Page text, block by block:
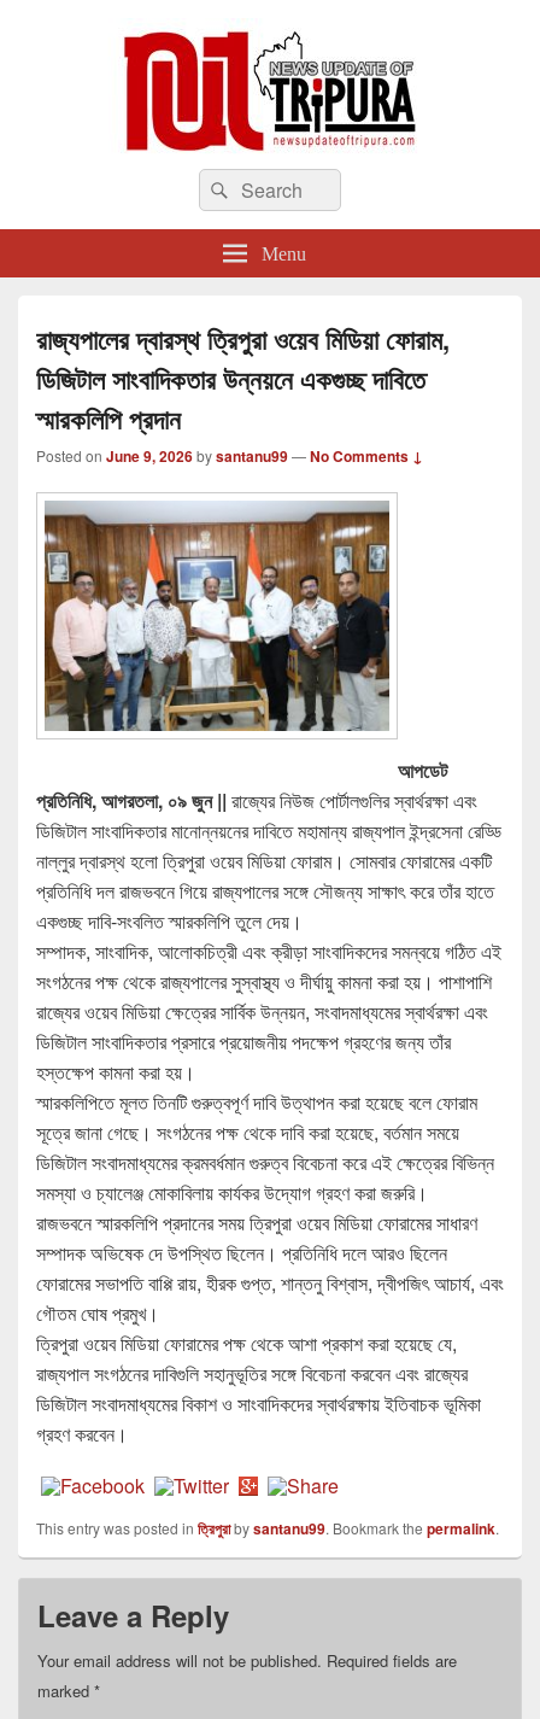
newsupdateoftripura.com
The one & only exceptional Bengali Version online news & infotainment portal
in Tripura.
Search
for:
Search
Menu
রাজ্যপালের দ্বারস্থ ত্রিপুরা ওয়েব মিডিয়া ফোরাম,
ডিজিটাল সাংবাদিকতার উন্নয়নে একগুচ্ছ দাবিতে
স্মারকলিপি প্রদান
Posted on June 9, 2026bysantanu99—No Comments ↓
আপডেট
প্রতিনিধি, আগরতলা, ০৯ জুন || রাজ্যের নিউজ পোর্টালগুলির স্বার্থরক্ষা এবং
ডিজিটাল সাংবাদিকতার মানোন্নয়নের দাবিতে মহামান্য রাজ্যপাল ইন্দ্রসেনা রেড্ডি
নাল্লুর দ্বারস্থ হলো ত্রিপুরা ওয়েব মিডিয়া ফোরাম। সোমবার ফোরামের একটি
প্রতিনিধি দল রাজভবনে গিয়ে রাজ্যপালের সঙ্গে সৌজন্য সাক্ষাৎ করে তাঁর হাতে
একগুচ্ছ দাবি-সংবলিত স্মারকলিপি তুলে দেয়।
সম্পাদক, সাংবাদিক, আলোকচিত্রী এবং ক্রীড়া সাংবাদিকদের সমন্বয়ে গঠিত এই
সংগঠনের পক্ষ থেকে রাজ্যপালের সুস্বাস্থ্য ও দীর্ঘায়ু কামনা করা হয়। পাশাপাশি
রাজ্যের ওয়েব মিডিয়া ক্ষেত্রের সার্বিক উন্নয়ন, সংবাদমাধ্যমের স্বার্থরক্ষা এবং
ডিজিটাল সাংবাদিকতার প্রসারে প্রয়োজনীয় পদক্ষেপ গ্রহণের জন্য তাঁর
হস্তক্ষেপ কামনা করা হয়।
স্মারকলিপিতে মূলত তিনটি গুরুত্বপূর্ণ দাবি উত্থাপন করা হয়েছে বলে ফোরাম
সূত্রে জানা গেছে। সংগঠনের পক্ষ থেকে দাবি করা হয়েছে, বর্তমান সময়ে
ডিজিটাল সংবাদমাধ্যমের ক্রমবর্ধমান গুরুত্ব বিবেচনা করে এই ক্ষেত্রের বিভিন্ন
সমস্যা ও চ্যালেঞ্জ মোকাবিলায় কার্যকর উদ্যোগ গ্রহণ করা জরুরি।
রাজভবনে স্মারকলিপি প্রদানের সময় ত্রিপুরা ওয়েব মিডিয়া ফোরামের সাধারণ
সম্পাদক অভিষেক দে উপস্থিত ছিলেন। প্রতিনিধি দলে আরও ছিলেন
ফোরামের সভাপতি বাপ্পি রায়, হীরক গুপ্ত, শান্তনু বিশ্বাস, দ্বীপজিৎ আচার্য, এবং
গৌতম ঘোষ প্রমুখ।
ত্রিপুরা ওয়েব মিডিয়া ফোরামের পক্ষ থেকে আশা প্রকাশ করা হয়েছে যে,
রাজ্যপাল সংগঠনের দাবিগুলি সহানুভূতির সঙ্গে বিবেচনা করবেন এবং রাজ্যের
ডিজিটাল সংবাদমাধ্যমের বিকাশ ও সাংবাদিকদের স্বার্থরক্ষায় ইতিবাচক ভূমিকা
গ্রহণ করবেন।
This entry was posted in ত্রিপুরাbysantanu99. Bookmark the permalink.
Leave a Reply
Your email address will not be published. Required fields are
marked *